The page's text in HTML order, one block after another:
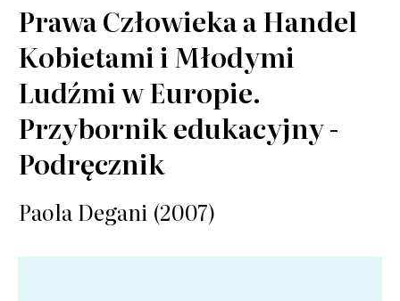
Prawa Człowieka a Handel
Kobietami i Młodymi
Ludźmi w Europie.
Przybornik edukacyjny -
Podręcznik
Paola Degani (2007)